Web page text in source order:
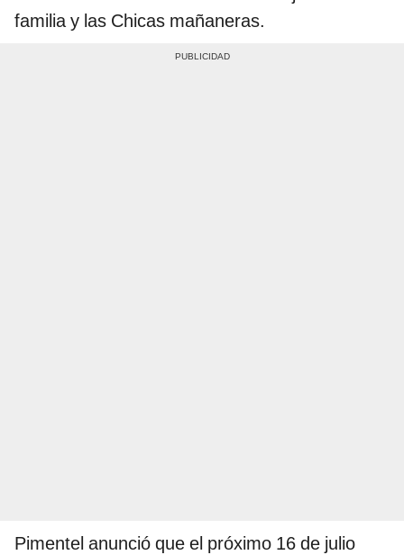
familia y las Chicas mañaneras.
Pimentel anunció que el próximo 16 de julio